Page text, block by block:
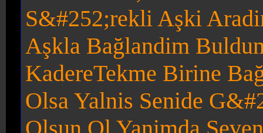
S&#252;rekli Aşki
Aşkla Bağlandim
KadereTekme Birine
Olsa Yalnis Senide